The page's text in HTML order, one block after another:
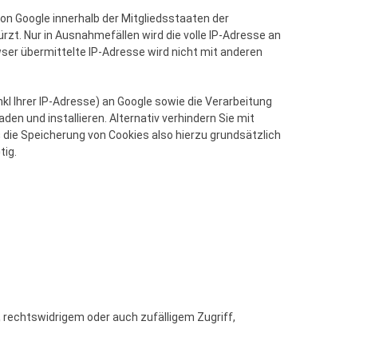
Google innerhalb der Mitgliedsstaaten der
Nur in Ausnahmefällen wird die volle IP-Adresse an
übermittelte IP-Adresse wird nicht mit anderen
Ihrer IP-Adresse) an Google sowie die Verarbeitung
und installieren. Alternativ verhindern Sie mit
Speicherung von Cookies also hierzu grundsätzlich
oder auch zufälligem Zugriff,